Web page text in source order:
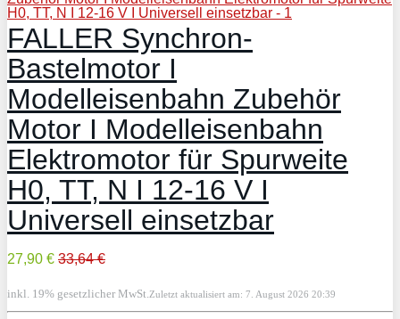
FALLER Synchron-
Bastelmotor I
Modelleisenbahn Zubehör
Motor I Modelleisenbahn
Elektromotor für Spurweite
H0, TT, N I 12-16 V I
Universell einsetzbar
27,90 € 33,64 €
inkl. 19% gesetzlicher MwSt. Zuletzt aktualisiert am: 7. August 2026 20:39